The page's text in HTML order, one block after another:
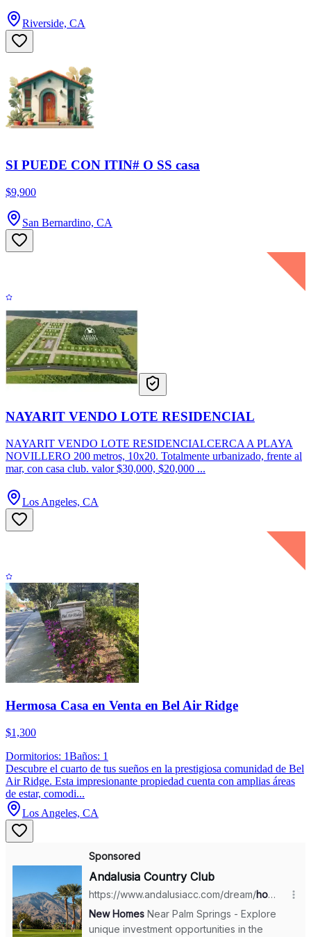
Riverside, CA
SI PUEDE CON ITIN# O SS casa
$9,900
San Bernardino, CA
NAYARIT VENDO LOTE RESIDENCIAL
NAYARIT VENDO LOTE RESIDENCIALCERCA A PLAYA
NOVILLERO 200 metros, 10x20. Totalmente urbanizado, frente al
mar, con casa club. valor $30,000, $20,000 ...
Los Angeles, CA
Hermosa Casa en Venta en Bel Air Ridge
$1,300
Dormitorios: 1Baños: 1
Descubre el cuarto de tus sueños en la prestigiosa comunidad de Bel
Air Ridge. Esta impresionante propiedad cuenta con amplias áreas
de estar, comodi...
Los Angeles, CA